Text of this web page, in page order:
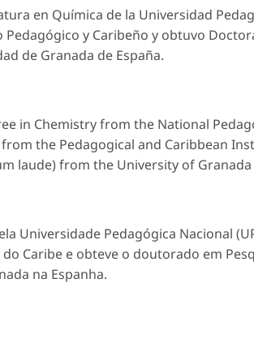
en Química de la Universidad
y Caribeño y obtuvo
de Granada de España.
in Chemistry from the National
the Pedagogical and Caribbean
laude) from the University of Granada
Universidade Pedagógica Nacional
Caribe e obteve o doutorado em
na Espanha.